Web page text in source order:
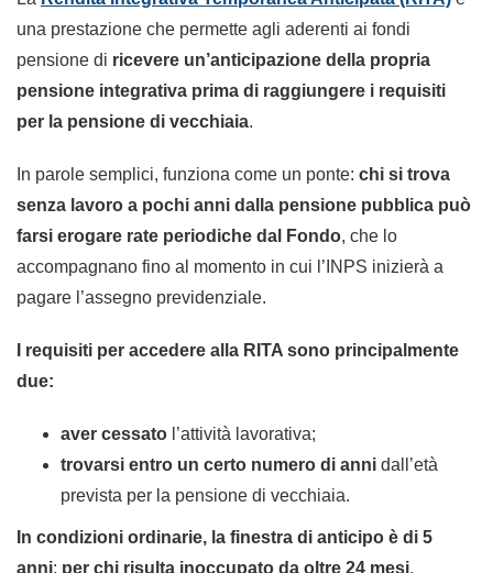
una prestazione che permette agli aderenti ai fondi
pensione di ricevere un’anticipazione della propria
pensione integrativa prima di raggiungere i requisiti
per la pensione di vecchiaia.
In parole semplici, funziona come un ponte: chi si trova
senza lavoro a pochi anni dalla pensione pubblica può
farsi erogare rate periodiche dal Fondo, che lo
accompagnano fino al momento in cui l’INPS inizierà a
pagare l’assegno previdenziale.
I requisiti per accedere alla RITA sono principalmente
due:
aver cessato l’attività lavorativa;
trovarsi entro un certo numero di anni dall’età
prevista per la pensione di vecchiaia.
In condizioni ordinarie, la finestra di anticipo è di 5
anni; per chi risulta inoccupato da oltre 24 mesi,